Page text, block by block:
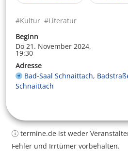
#Kultur #Literatur
Beginn
Do 21. November 2024,
19:30
Adresse
Bad-Saal Schnaittach,
Schnaittach
termine.de ist weder
Fehler und Irrtümer vorbehalten.